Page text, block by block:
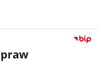
Przejdź